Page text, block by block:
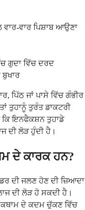
ਵਾਰ-ਵਾਰ ਪਿਸ਼ਾਬ ਆਉਣਾ
ਗੁਦਾ ਵਿੱਚ ਦਰਦ
ਪਿੱਠ ਜਾਂ ਪਾਸੇ ਵਿੱਚ ਗੰਭੀਰ
ਤੁਹਾਨੂੰ ਤੁਰੰਤ ਡਾਕਟਰੀ
ਇਨਫੈਕਸ਼ਨ ਤੁਹਾਡੇ
ਦੀ ਲੋੜ ਹੁੰਦੀ ਹੈ।
ਦੇ ਕਾਰਕ ਹਨ?
ਦੀ ਜਲਣ ਹੋਣ ਦੀ ਜ਼ਿਆਦਾ
ਦੀ ਲੋੜ ਹੋ ਸਕਦੀ ਹੈ।
ਦੇ ਕਦਮ ਚੁੱਕਣ ਵਿੱਚ